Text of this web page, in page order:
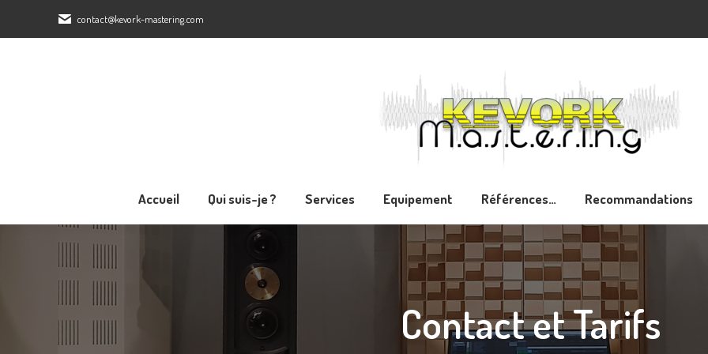
contact@kevork-mastering.com
Accueil Qui suis-je ? Services Equipement Références… Recommandations
Contact et Tarifs